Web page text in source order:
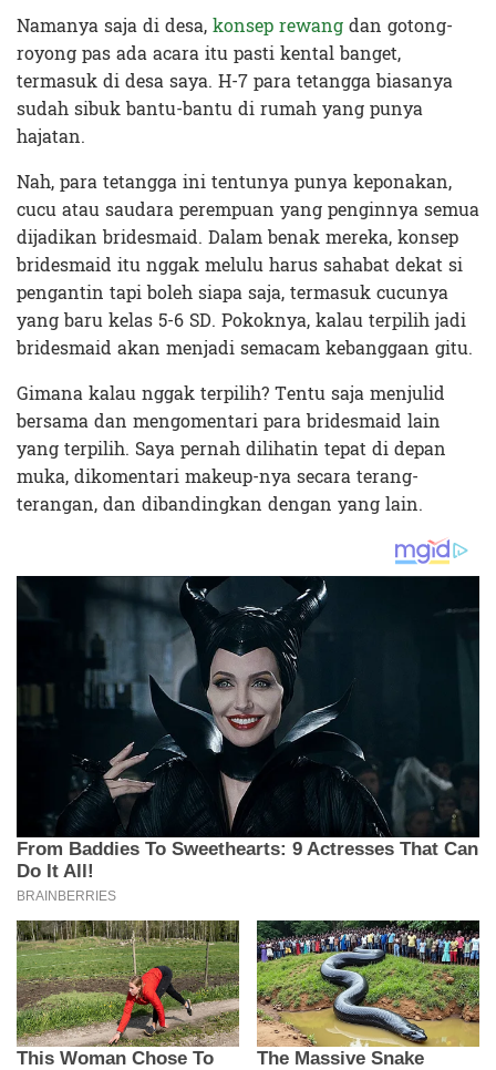
Namanya saja di desa,konsep rewangdan gotong-
royong pas ada acara itu pasti kental banget,
termasuk di desa saya. H-7 para tetangga biasanya
sudah sibuk bantu-bantu di rumah yang punya
hajatan.
Nah, para tetangga ini tentunya punya keponakan,
cucu atau saudara perempuan yang penginnya semua
dijadikan bridesmaid. Dalam benak mereka, konsep
bridesmaid itu nggak melulu harus sahabat dekat si
pengantin tapi boleh siapa saja, termasuk cucunya
yang baru kelas 5-6 SD. Pokoknya, kalau terpilih jadi
bridesmaid akan menjadi semacam kebanggaan gitu.
Gimana kalau nggak terpilih? Tentu saja menjulid
bersama dan mengomentari para bridesmaid lain
yang terpilih. Saya pernah dilihatin tepat di depan
muka, dikomentari makeup-nya secara terang-
terangan, dan dibandingkan dengan yang lain.